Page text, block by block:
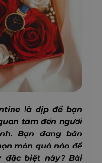
là dịp để bạn
tâm đến người
Bạn đang băn
món quà nào để
đặc biệt này? Bài